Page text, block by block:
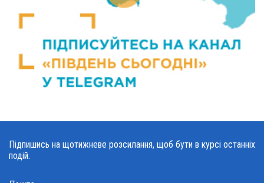
Підпишись на щотижневе розсилання, щоб бути в курсі останніх
подій.